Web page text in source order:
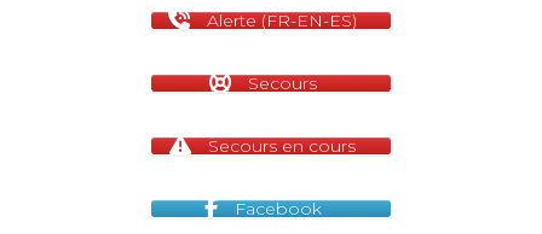
Alerte (FR-EN-ES)
Secours
Secours en cours
Facebook